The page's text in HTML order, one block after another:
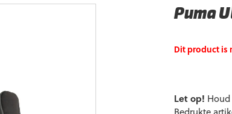
Puma
Dit product is
Let op!